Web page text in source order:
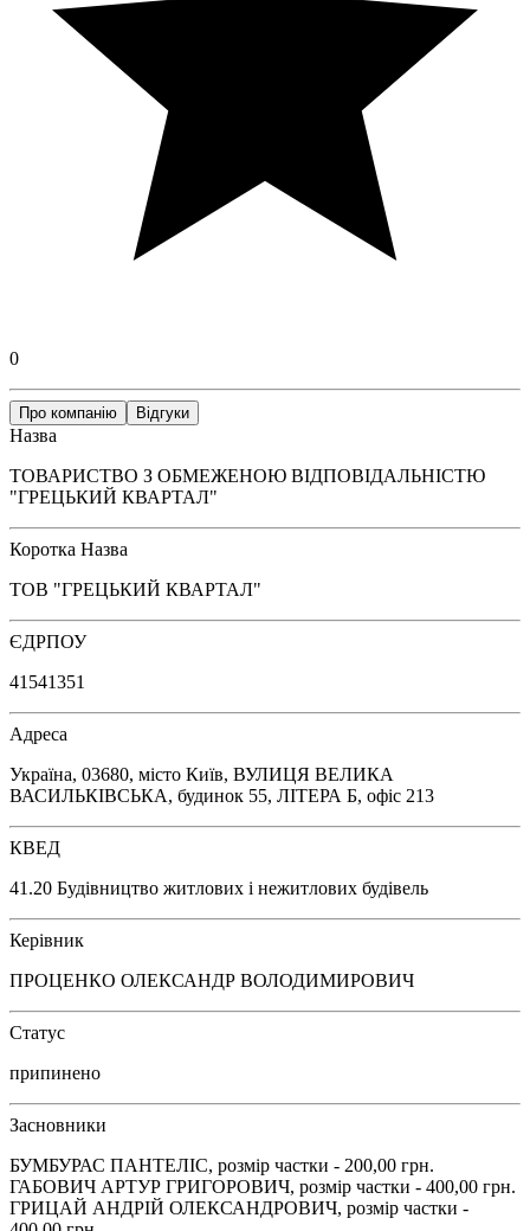
0
Про компанію Відгуки
Назва
ТОВАРИСТВО З ОБМЕЖЕНОЮ ВІДПОВІДАЛЬНІСТЮ
"ГРЕЦЬКИЙ КВАРТАЛ"
Коротка Назва
ТОВ "ГРЕЦЬКИЙ КВАРТАЛ"
ЄДРПОУ
41541351
Адреса
Україна, 03680, місто Київ, ВУЛИЦЯ ВЕЛИКА
ВАСИЛЬКІВСЬКА, будинок 55, ЛІТЕРА Б, офіс 213
КВЕД
41.20 Будівництво житлових і нежитлових будівель
Керівник
ПРОЦЕНКО ОЛЕКСАНДР ВОЛОДИМИРОВИЧ
Статус
припинено
Засновники
БУМБУРАС ПАНТЕЛІС, розмір частки - 200,00 грн.
ГАБОВИЧ АРТУР ГРИГОРОВИЧ, розмір частки - 400,00 грн.
ГРИЦАЙ АНДРІЙ ОЛЕКСАНДРОВИЧ, розмір частки -